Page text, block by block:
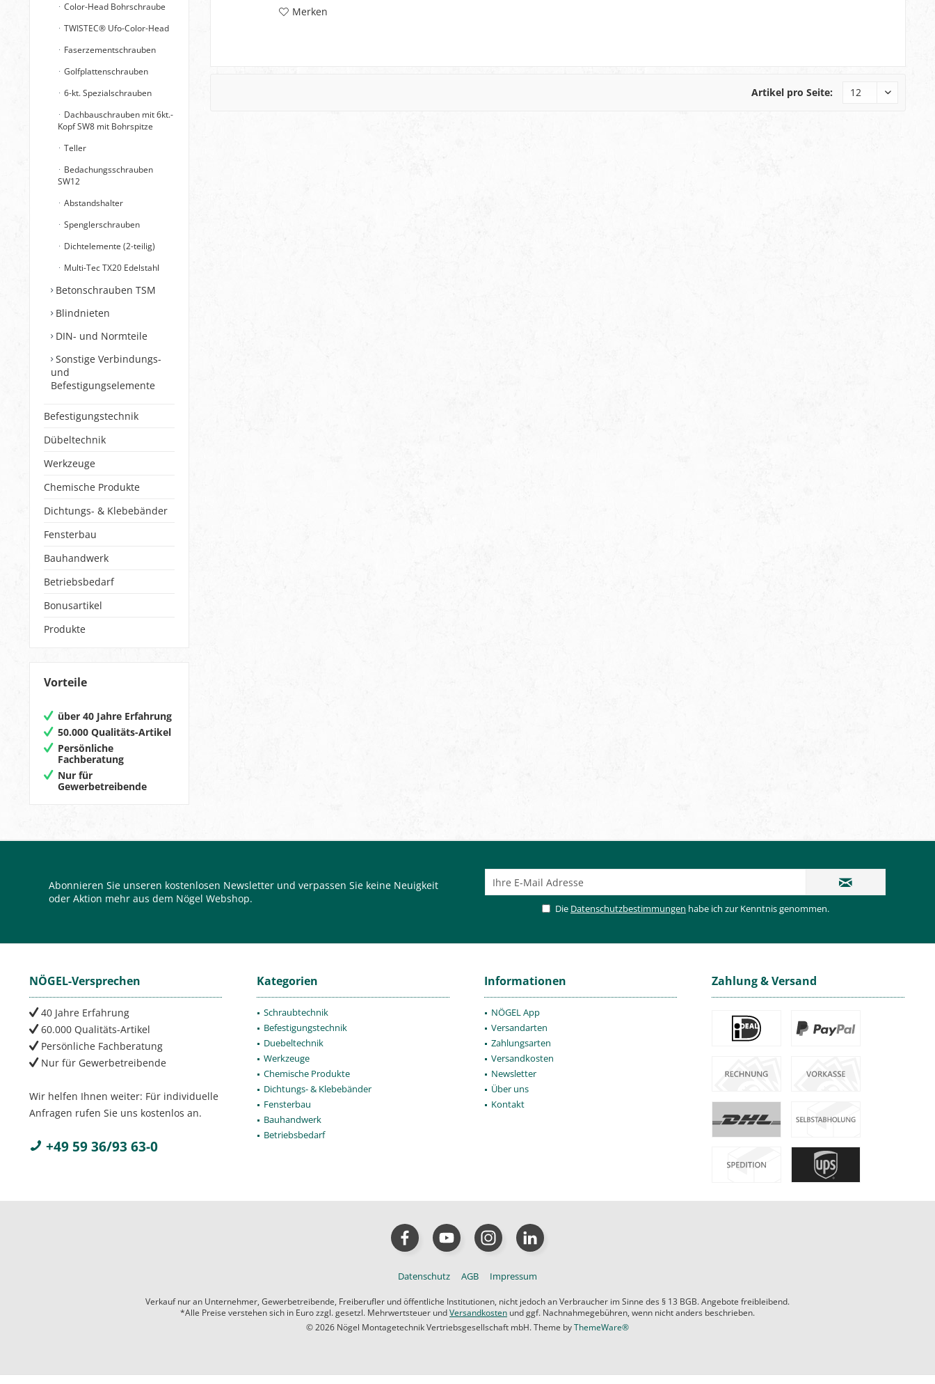
Color-Head Bohrschraube
TWISTEC® Ufo-Color-Head
Faserzementschrauben
Golfplattenschrauben
6-kt. Spezialschrauben
Dachbauschrauben mit 6kt.-
Kopf SW8 mit Bohrspitze
Teller
Bedachungsschrauben
SW12
Abstandshalter
Spenglerschrauben
Dichtelemente (2-teilig)
Multi-Tec TX20 Edelstahl
Betonschrauben TSM
Blindnieten
DIN- und Normteile
Sonstige Verbindungs-
und
Befestigungselemente
Befestigungstechnik
Dübeltechnik
Werkzeuge
Chemische Produkte
Dichtungs- & Klebebänder
Fensterbau
Bauhandwerk
Betriebsbedarf
Bonusartikel
Produkte
Vorteile
über 40 Jahre Erfahrung
50.000 Qualitäts-Artikel
Persönliche
Fachberatung
Nur für
Gewerbetreibende
Merken
Artikel pro Seite:
Abonnieren Sie unseren kostenlosen Newsletter und verpassen Sie keine Neuigkeit
oder Aktion mehr aus dem Nögel Webshop.
Die Datenschutzbestimmungen habe ich zur Kenntnis genommen.
NÖGEL-Versprechen
40 Jahre Erfahrung
60.000 Qualitäts-Artikel
Persönliche Fachberatung
Nur für Gewerbetreibende
Wir helfen Ihnen weiter: Für individuelle
Anfragen rufen Sie uns kostenlos an.
+49 59 36/93 63-0
Kategorien
Schraubtechnik
Befestigungstechnik
Duebeltechnik
Werkzeuge
Chemische Produkte
Dichtungs- & Klebebänder
Fensterbau
Bauhandwerk
Betriebsbedarf
Informationen
NÖGEL App
Versandarten
Zahlungsarten
Versandkosten
Newsletter
Über uns
Kontakt
Zahlung & Versand
Datenschutz AGB Impressum
Verkauf nur an Unternehmer, Gewerbetreibende, Freiberufler und öffentliche Institutionen, nicht jedoch an Verbraucher im Sinne des § 13 BGB. Angebote freibleibend.
*Alle Preise verstehen sich in Euro zzgl. gesetzl. Mehrwertsteuer undVersandkosten und ggf. Nachnahmegebühren, wenn nicht anders beschrieben.
© 2026 Nögel Montagetechnik Vertriebsgesellschaft mbH. Theme byThemeWare®